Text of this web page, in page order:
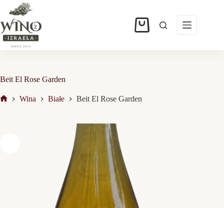
Przejdź
treści
Koszyk
Beit El Rose Garden
Wina Białe Beit El Rose Garden